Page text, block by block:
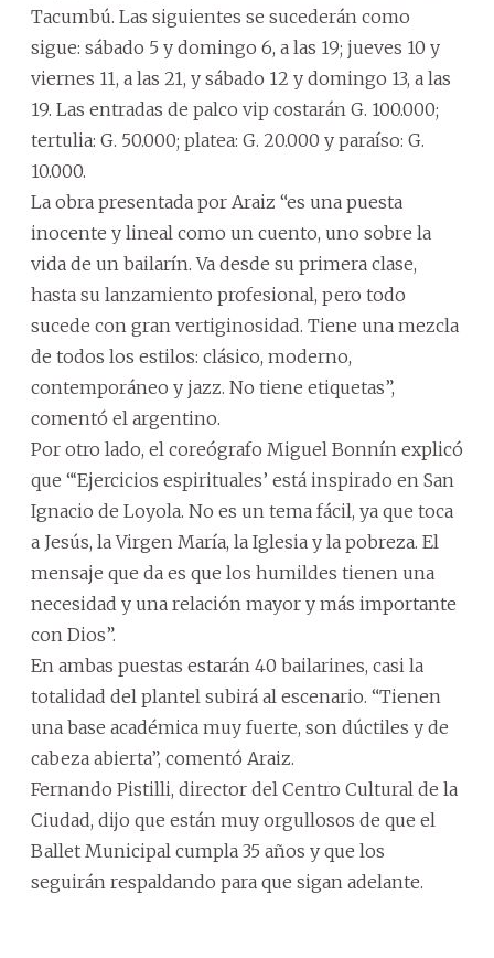
Tacumbú. Las siguientes se sucederán como
sigue: sábado 5 y domingo 6, a las 19; jueves 10 y
viernes 11, a las 21, y sábado 12 y domingo 13, a las
19. Las entradas de palco vip costarán G. 100.000;
tertulia: G. 50.000; platea: G. 20.000 y paraíso: G.
10.000.
La obra presentada por Araiz “es una puesta
inocente y lineal como un cuento, uno sobre la
vida de un bailarín. Va desde su primera clase,
hasta su lanzamiento profesional, pero todo
sucede con gran vertiginosidad. Tiene una mezcla
de todos los estilos: clásico, moderno,
contemporáneo y jazz. No tiene etiquetas”,
comentó el argentino.
Por otro lado, el coreógrafo Miguel Bonnín explicó
que “‘Ejercicios espirituales’ está inspirado en San
Ignacio de Loyola. No es un tema fácil, ya que toca
a Jesús, la Virgen María, la Iglesia y la pobreza. El
mensaje que da es que los humildes tienen una
necesidad y una relación mayor y más importante
con Dios”.
En ambas puestas estarán 40 bailarines, casi la
totalidad del plantel subirá al escenario. “Tienen
una base académica muy fuerte, son dúctiles y de
cabeza abierta”, comentó Araiz.
Fernando Pistilli, director del Centro Cultural de la
Ciudad, dijo que están muy orgullosos de que el
Ballet Municipal cumpla 35 años y que los
seguirán respaldando para que sigan adelante.